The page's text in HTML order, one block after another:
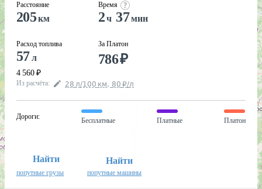
Расстояние
205км
Расход топлива
57л
4 560 ₽
Время
2 ч 37мин
За Платон
786₽
Из расчёта: 28 л/100 км, 80 ₽/л
Дороги:
Бесплатные Платные Платон
Найти
попутные грузы
Найти
попутные машины